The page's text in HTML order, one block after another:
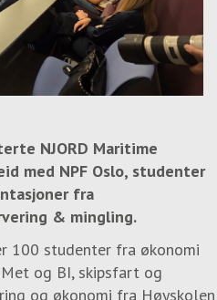
NJORD Maritime
med NPF Oslo, studenter
fra
& mingling.
100 studenter fra økonomi
og BI, skipsfart og
og økonomi fra Høyskolen